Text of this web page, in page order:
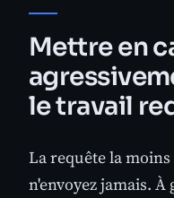
Mettre en
le travail
La requête la
n'envoyez jamais.